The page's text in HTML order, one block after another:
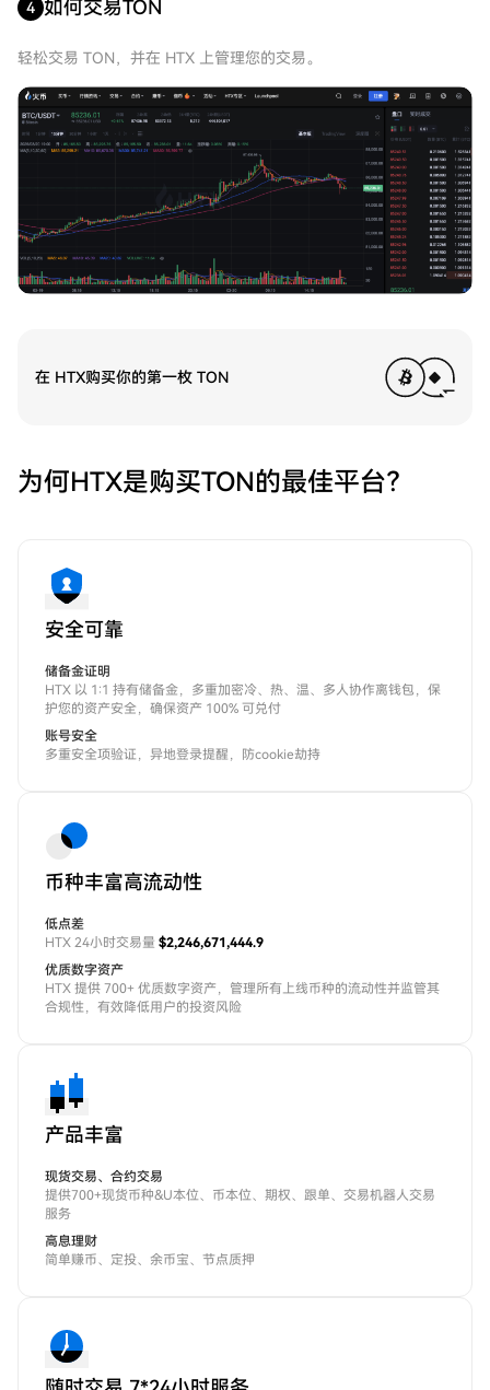
4 如何交易TON
轻松交易 TON，并在 HTX 上管理您的交易。
在 HTX购买你的第一枚 TON
为何HTX是购买TON的最佳平台？
安全可靠
储备金证明
HTX 以 1:1 持有储备金，多重加密冷、热、温、多人协作离钱包，保
护您的资产安全，确保资产 100% 可兑付
账号安全
多重安全项验证，异地登录提醒，防cookie劫持
币种丰富高流动性
低点差
HTX 24小时交易量 $2,246,671,444.9
优质数字资产
HTX 提供 700+ 优质数字资产，管理所有上线币种的流动性并监管其
合规性，有效降低用户的投资风险
产品丰富
现货交易、合约交易
提供700+现货币种&U本位、币本位、期权、跟单、交易机器人交易
服务
高息理财
简单赚币、定投、余币宝、节点质押